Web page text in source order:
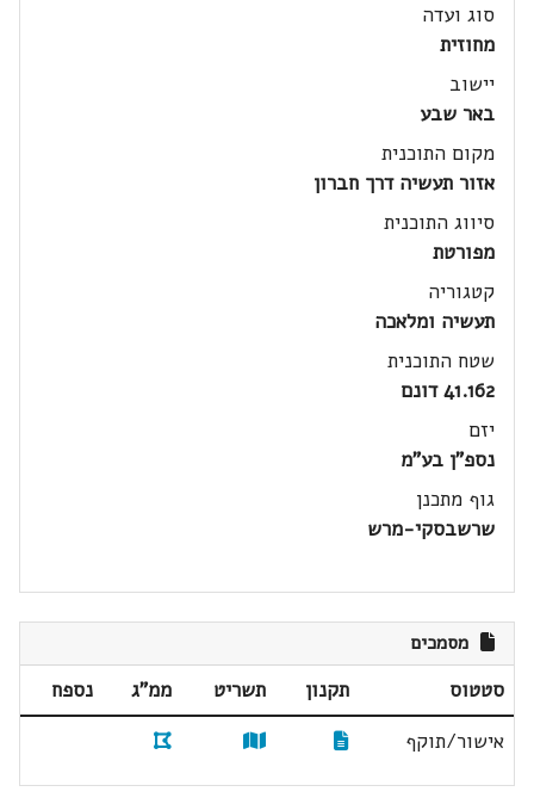
סוג ועדה
מחוזית
יישוב
באר שבע
מקום התוכנית
אזור תעשיה דרך חברון
סיווג התוכנית
מפורטת
קטגוריה
תעשיה ומלאכה
שטח התוכנית
41.162 דונם
יזם
נספ"ן בע"מ
גוף מתכנן
שרשבסקי-מרש
מסמכים
סטטוס תקנון תשריט ממ"ג
נספח
אישור/תוקף